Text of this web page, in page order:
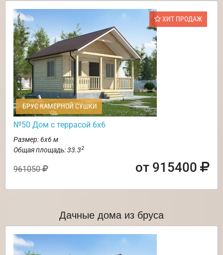
ХИТ ПРОДАЖ
БРУС КАМЕРНОЙ СУШКИ
№50 Дом с террасой 6х6
Размер: 6х6 м
Общая площадь: 33.32
961050 от 915400
Дачные дома из бруса